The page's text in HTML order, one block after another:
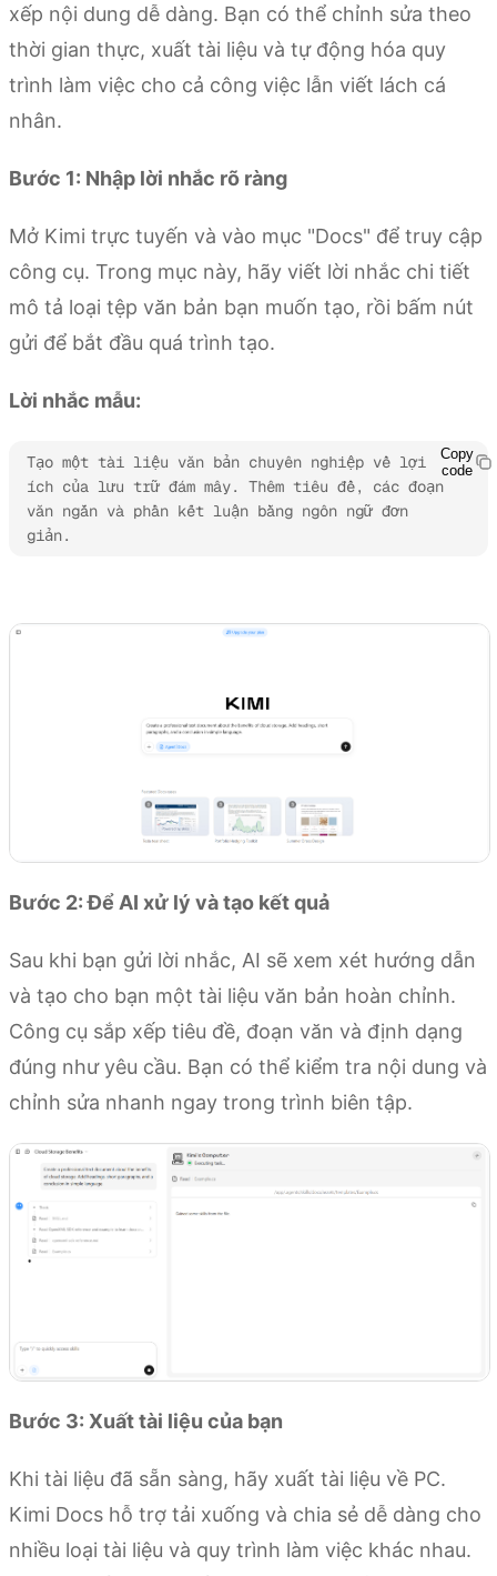
xếp nội dung dễ dàng. Bạn có thể chỉnh sửa theo
thời gian thực, xuất tài liệu và tự động hóa quy
trình làm việc cho cả công việc lẫn viết lách cá
nhân.
Bước 1: Nhập lời nhắc rõ ràng
Mở Kimi trực tuyến và vào mục "Docs" để truy cập
công cụ. Trong mục này, hãy viết lời nhắc chi tiết
mô tả loại tệp văn bản bạn muốn tạo, rồi bấm nút
gửi để bắt đầu quá trình tạo.
Lời nhắc mẫu:
Tạo một tài liệu văn bản chuyên nghiệp về lợi
ích của lưu trữ đám mây. Thêm tiêu đề, các đoạn
văn ngắn và phần kết luận bằng ngôn ngữ đơn
giản.
Copy
code
Bước 2: Để AI xử lý và tạo kết quả
Sau khi bạn gửi lời nhắc, AI sẽ xem xét hướng dẫn
và tạo cho bạn một tài liệu văn bản hoàn chỉnh.
Công cụ sắp xếp tiêu đề, đoạn văn và định dạng
đúng như yêu cầu. Bạn có thể kiểm tra nội dung và
chỉnh sửa nhanh ngay trong trình biên tập.
Bước 3: Xuất tài liệu của bạn
Khi tài liệu đã sẵn sàng, hãy xuất tài liệu về PC.
Kimi Docs hỗ trợ tải xuống và chia sẻ dễ dàng cho
nhiều loại tài liệu và quy trình làm việc khác nhau.